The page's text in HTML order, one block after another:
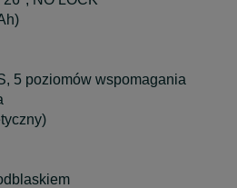
5 poziomów wspomagania